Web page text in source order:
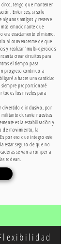
tengo que mantener
Entonces, si solo
algunos amigos y reserve
emocionante que
era exactamente el mismo.
al convencerme de que
y realizar 'multi-ejercicios
crear circuitos para
el tiempo pasa
progreso continuo a
a hacer una cantidad
proporcionaré
todos los niveles para
divertido e inclusivo, por
durante nuestras
es la estabilización y
de movimiento, la
por eso que integro este
estar seguro de que no
se van a romper a
rodean.